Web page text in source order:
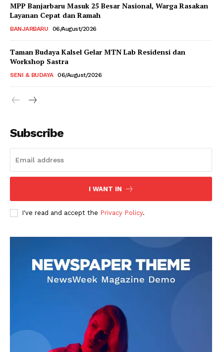
MPP Banjarbaru Masuk 25 Besar Nasional, Warga Rasakan
Layanan Cepat dan Ramah
BANJARBARU 06/August/2026
Taman Budaya Kalsel Gelar MTN Lab Residensi dan
Workshop Sastra
SENI & BUDAYA 06/August/2026
Subscribe
I WANT IN
I've read and accept the Privacy Policy.